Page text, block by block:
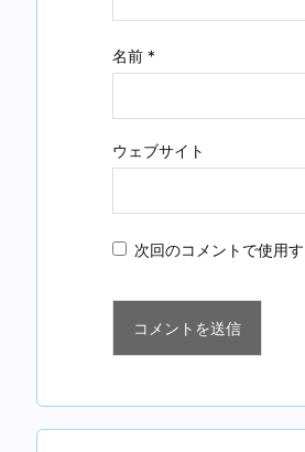
名前 *
ウェブサイト
次回のコメントで使用